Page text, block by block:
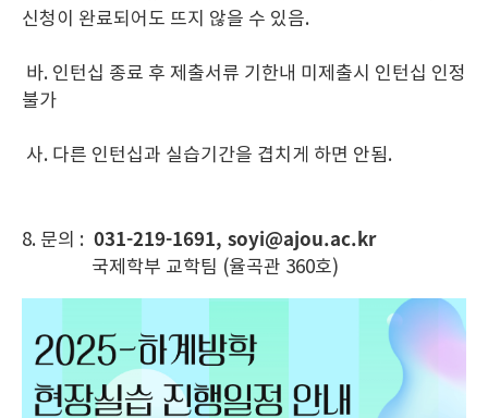
신청이 완료되어도 뜨지 않을 수 있음.
바. 인턴십 종료 후 제출서류 기한내 미제출시 인턴십 인정
불가
사. 다른 인턴십과 실습기간을 겹치게 하면 안됨.
8. 문의 : 031-219-1691, soyi@ajou.ac.kr
국제학부 교학팀 (율곡관 360호)